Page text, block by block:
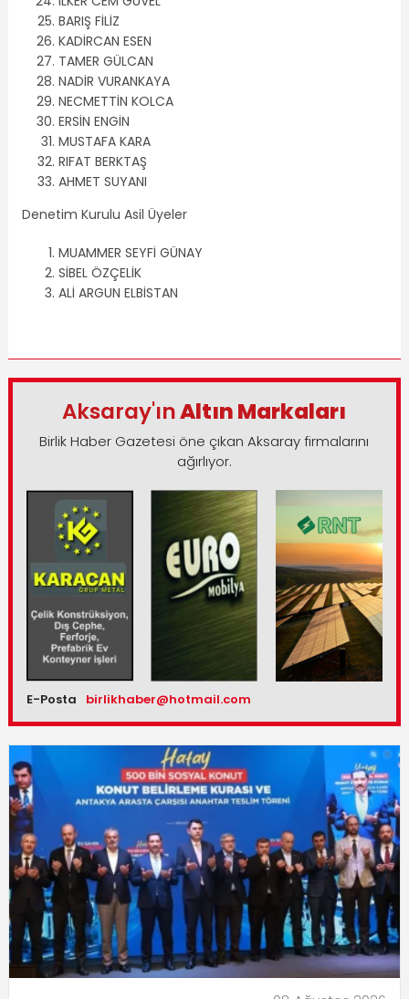
BARIŞ FİLİZ
KADİRCAN ESEN
TAMER GÜLCAN
NADİR VURANKAYA
NECMETTİN KOLCA
ERSİN ENGİN
MUSTAFA KARA
RIFAT BERKTAŞ
AHMET SUYANI
Denetim Kurulu Asil Üyeler
MUAMMER SEYFİ GÜNAY
SİBEL ÖZÇELİK
ALİ ARGUN ELBİSTAN
Aksaray'ınAltın Markaları
Birlik Haber Gazetesi öne çıkan Aksaray firmalarını
ağırlıyor.
E-Posta birlikhaber@hotmail.com